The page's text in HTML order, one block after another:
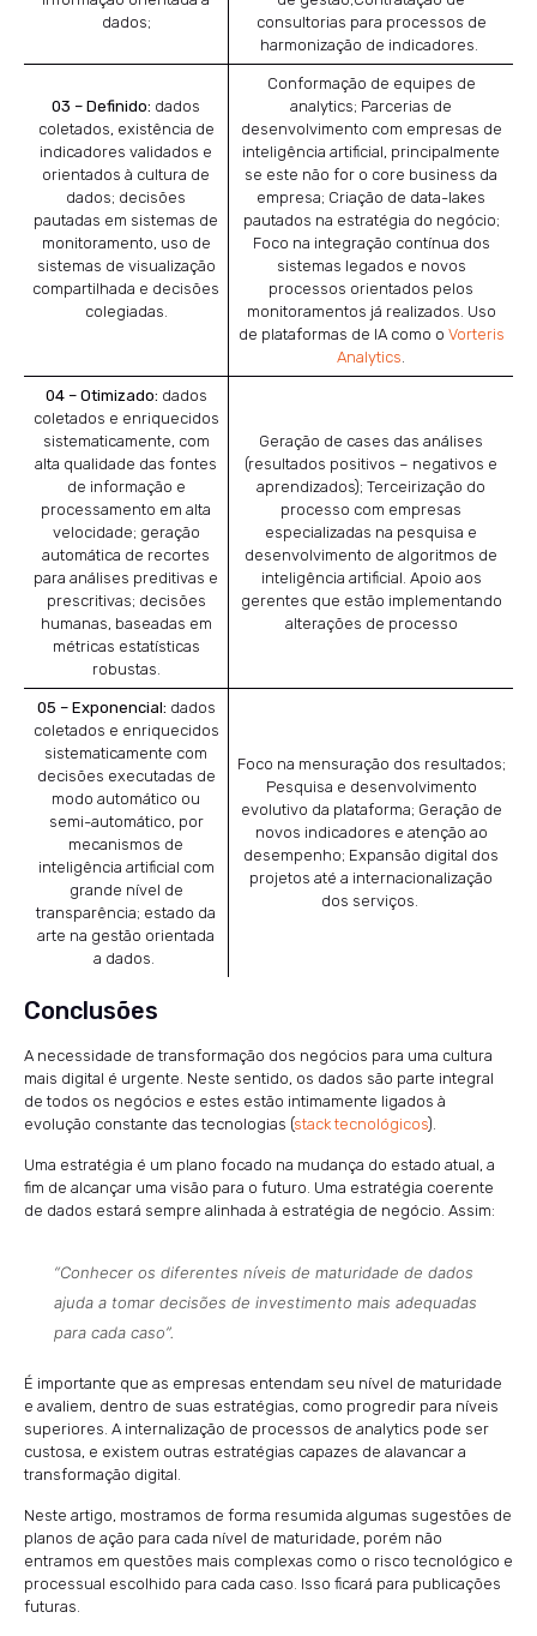
dados;
consultorias para processos de
harmonização de indicadores.
03 – Definido: dados
coletados, existência de
indicadores validados e
orientados à cultura de
dados; decisões
pautadas em sistemas de
monitoramento, uso de
sistemas de visualização
compartilhada e decisões
colegiadas.
Conformação de equipes de
analytics; Parcerias de
desenvolvimento com empresas de
inteligência artificial, principalmente
se este não for o core business da
empresa; Criação de data-lakes
pautados na estratégia do negócio;
Foco na integração contínua dos
sistemas legados e novos
processos orientados pelos
monitoramentos já realizados. Uso
de plataformas de IA como o Vorteris
Analytics
04 – Otimizado: dados
coletados e enriquecidos
sistematicamente, com
alta qualidade das fontes
de informação e
processamento em alta
velocidade; geração
automática de recortes
para análises preditivas e
prescritivas; decisões
humanas, baseadas em
métricas estatísticas
robustas.
Geração de cases das análises
(resultados positivos – negativos e
aprendizados); Terceirização do
processo com empresas
especializadas na pesquisa e
desenvolvimento de algoritmos de
inteligência artificial. Apoio aos
gerentes que estão implementando
alterações de processo
05 – Exponencial: dados
coletados e enriquecidos
sistematicamente com
decisões executadas de
modo automático ou
semi-automático, por
mecanismos de
inteligência artificial com
grande nível de
transparência; estado da
arte na gestão orientada
a dados.
Foco na mensuração dos resultados;
Pesquisa e desenvolvimento
evolutivo da plataforma; Geração de
novos indicadores e atenção ao
desempenho; Expansão digital dos
projetos até a internacionalização
dos serviços.
Conclusões
A necessidade de transformação dos negócios para uma cultura
mais digital é urgente. Neste sentido, os dados são parte integral
de todos os negócios e estes estão intimamente ligados à
evolução constante das tecnologias (stack tecnológicos).
Uma estratégia é um plano focado na mudança do estado atual, a
fim de alcançar uma visão para o futuro. Uma estratégia coerente
de dados estará sempre alinhada à estratégia de negócio. Assim:
“Conhecer os diferentes níveis de maturidade de dados
ajuda a tomar decisões de investimento mais adequadas
para cada caso”.
É importante que as empresas entendam seu nível de maturidade
e avaliem, dentro de suas estratégias, como progredir para níveis
superiores. A internalização de processos de analytics pode ser
custosa, e existem outras estratégias capazes de alavancar a
transformação digital.
Neste artigo, mostramos de forma resumida algumas sugestões de
planos de ação para cada nível de maturidade, porém não
entramos em questões mais complexas como o risco tecnológico e
processual escolhido para cada caso. Isso ficará para publicações
futuras.